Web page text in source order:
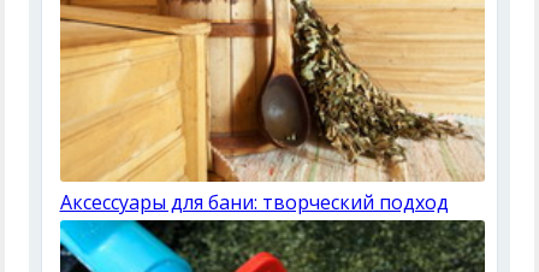
Аксессуары для бани: творческий подход